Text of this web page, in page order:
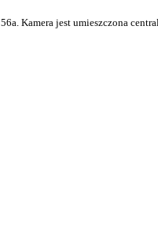
Kamera jest umieszczona